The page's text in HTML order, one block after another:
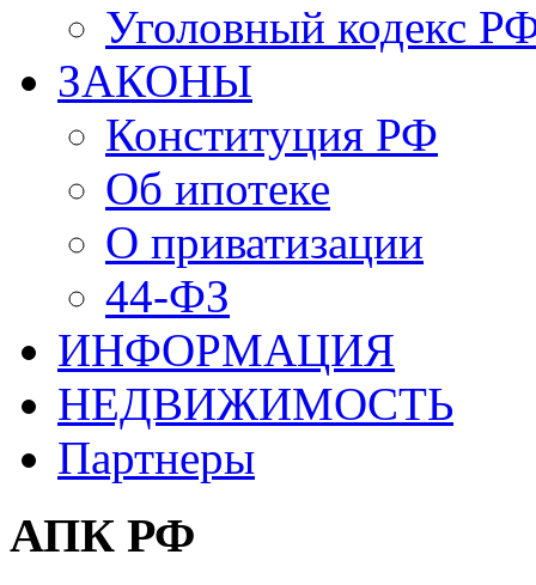
Уголовный кодекс
ЗАКОНЫ
Конституция РФ
Об ипотеке
О приватизации
44-ФЗ
ИНФОРМАЦИЯ
НЕДВИЖИМОСТЬ
Партнеры
АПК РФ